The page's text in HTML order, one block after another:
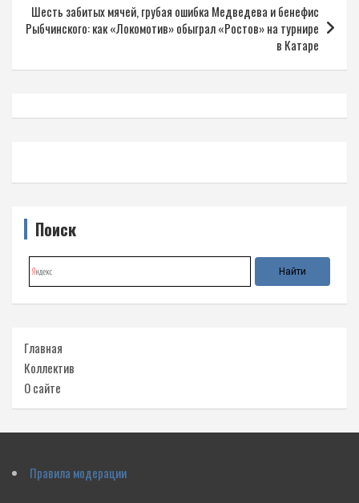
Шесть забитых мячей, грубая ошибка Медведева и бенефис
Рыбчинского: как «Локомотив» обыграл «Ростов» на турнире
в Катаре
Поиск
Главная
Коллектив
О сайте
Правила модерации